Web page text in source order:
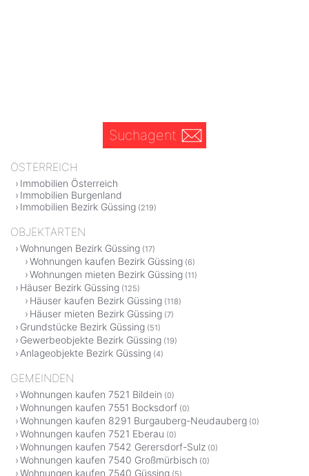
Suchagent
ÖSTERREICH
Immobilien Österreich
Immobilien Burgenland
Immobilien Bezirk Güssing (219)
OBJEKTARTEN
Wohnungen Bezirk Güssing (17)
Wohnungen kaufen Bezirk Güssing (6)
Wohnungen mieten Bezirk Güssing (11)
Häuser Bezirk Güssing (125)
Häuser kaufen Bezirk Güssing (118)
Häuser mieten Bezirk Güssing (7)
Grundstücke Bezirk Güssing (51)
Gewerbeobjekte Bezirk Güssing (19)
Anlageobjekte Bezirk Güssing (4)
GEMEINDEN
Wohnungen kaufen 7521 Bildein (0)
Wohnungen kaufen 7551 Bocksdorf (0)
Wohnungen kaufen 8291 Burgauberg-Neudauberg (0)
Wohnungen kaufen 7521 Eberau (0)
Wohnungen kaufen 7542 Gerersdorf-Sulz (0)
Wohnungen kaufen 7540 Großmürbisch (0)
Wohnungen kaufen 7540 Güssing (5)